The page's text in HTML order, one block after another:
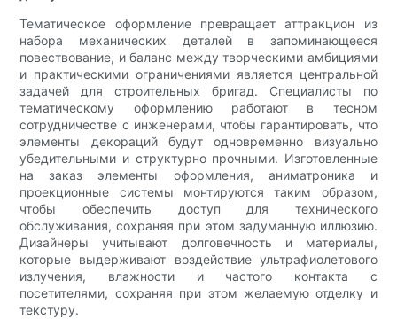
Тематическое оформление превращает аттракцион из
набора механических деталей в запоминающееся
повествование, и баланс между творческими амбициями
и практическими ограничениями является центральной
задачей для строительных бригад. Специалисты по
тематическому оформлению работают в тесном
сотрудничестве с инженерами, чтобы гарантировать, что
элементы декораций будут одновременно визуально
убедительными и структурно прочными. Изготовленные
на заказ элементы оформления, аниматроника и
проекционные системы монтируются таким образом,
чтобы обеспечить доступ для технического
обслуживания, сохраняя при этом задуманную иллюзию.
Дизайнеры учитывают долговечность и материалы,
которые выдерживают воздействие ультрафиолетового
излучения, влажности и частого контакта с
посетителями, сохраняя при этом желаемую отделку и
текстуру.